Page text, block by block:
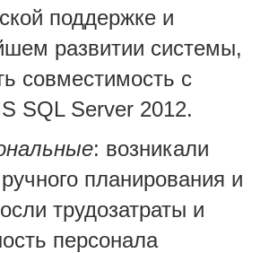
поддержке и
развитии системы,
совместимость с
SQL Server 2012.
: возникали
планирования и
трудозатраты и
персонала